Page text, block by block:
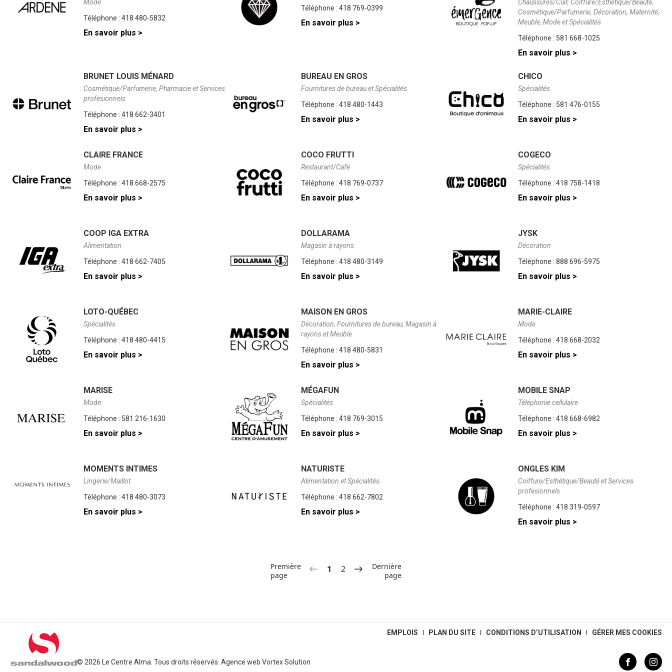
que
vous
Mode
Téléphone : 418 480-5832
En savoir plus >
Téléphone : 418 769-0399
En savoir plus >
Chaussures/Cuir, Coiffure/Esthétique/Beauté,
Cosmétique/Parfumerie, Décoration, Maternité,
Meuble, Mode et Spécialités
Téléphone : 581 668-1025
En savoir plus >
BRUNET LOUIS MÉNARD
Cosmétique/Parfumerie, Pharmacie et Services
profesionnels
Téléphone : 418 662-3401
En savoir plus >
BUREAU EN GROS
Fournitures de bureau et Spécialités
Téléphone : 418 480-1443
En savoir plus >
CHICO
Spécialités
Téléphone : 581 476-0155
En savoir plus >
CLAIRE FRANCE
Mode
Téléphone : 418 668-2575
En savoir plus >
COCO FRUTTI
Restaurant/Café
Téléphone : 418 769-0737
En savoir plus >
COGECO
Spécialités
Téléphone :418 758-1418
En savoir plus >
COOP IGA EXTRA
Alimentation
Téléphone : 418 662-7405
En savoir plus >
DOLLARAMA
Magasin à rayons
Téléphone : 418 480-3149
En savoir plus >
JYSK
Décoration
Téléphone :888 696-5975
En savoir plus >
LOTO-QUÉBEC
Spécialités
Téléphone : 418 480-4415
En savoir plus >
MAISON EN GROS
Décoration, Fournitures de bureau, Magasin à
rayons et Meuble
Téléphone : 418 480-5831
En savoir plus >
MARIE-CLAIRE
Mode
Téléphone :418 668-2032
En savoir plus >
MARISE
Mode
Téléphone : 581 216-1630
En savoir plus >
MÉGAFUN
Spécialités
Téléphone : 418 769-3015
En savoir plus >
MOBILE SNAP
Téléphonie cellulaire
Téléphone :418 668-6982
En savoir plus >
MOMENTS INTIMES
Lingerie/Maillot
Téléphone : 418 480-3073
En savoir plus >
NATURISTE
Alimentation et Spécialités
Téléphone : 418 662-7802
En savoir plus >
ONGLES KIM
Coiffure/Esthétique/Beauté et Services
profesionnels
Téléphone :418 319-0597
En savoir plus >
Première
page
1 2
Dernière
page
EMPLOIS PLAN DU SITE CONDITIONS D’UTILISATION GÉRER MES COOKIES
© 2026 Le Centre Alma. Tous droits réservés. Agence web Vortex Solution
Facebook